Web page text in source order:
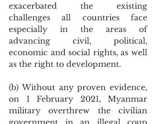
exacerbated the existing
challenges all countries face
especially in the areas of
advancing civil, political,
economic and social rights, as well
as the right to development.
(b) Without any proven evidence,
on 1 February 2021, Myanmar
military overthrew the civilian